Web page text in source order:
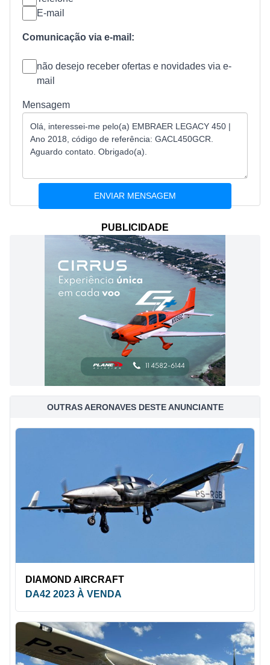
E-mail
Comunicação via e-mail:
não desejo receber ofertas e novidades via e-
mail
Mensagem
PUBLICIDADE
OUTRAS AERONAVES DESTE ANUNCIANTE
DIAMOND AIRCRAFT
DA42 2023 À VENDA